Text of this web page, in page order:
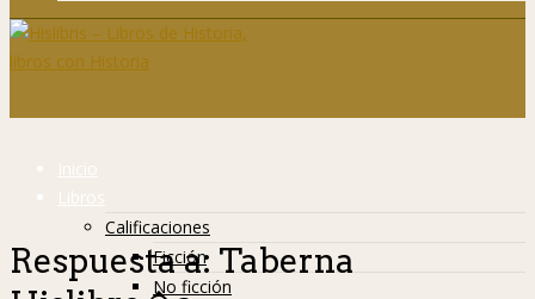
Inicio
Libros
Calificaciones
Ficción
No ficción
Respuesta a: Taberna